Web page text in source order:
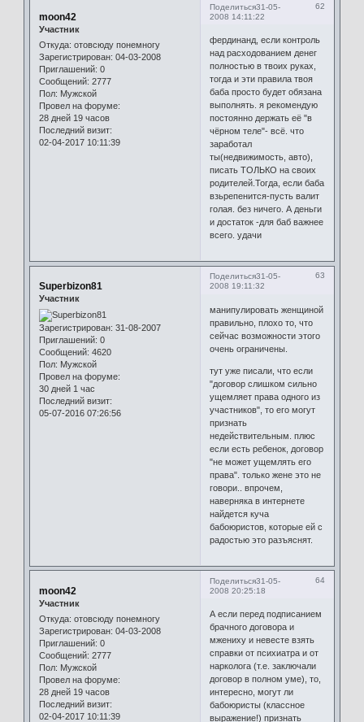
Поделиться 62
31-05-
2008 14:11:22
moon42
Участник
Откуда: отовсюду понемногу
Зарегистрирован: 04-03-2008
Приглашений: 0
Сообщений: 2777
Пол: Мужской
Провел на форуме:
28 дней 19 часов
Последний визит:
02-04-2017 10:11:39
фердинанд, если контроль
над расходованием денег
полностью в твоих руках,
тогда и эти правила твоя
баба просто будет обязана
выполнять. я рекомендую
постоянно держать её "в
чёрном теле"- всё. что
заработал
ты(недвижимость, авто),
писать ТОЛЬКО на своих
родителей.Тогда, если баба
взьрепенится-пусть валит
голая. без ничего. А деньги
и достаток -для баб важнее
всего. удачи
Поделиться 63
31-05-
2008 19:11:32
Superbizon81
Участник
Зарегистрирован: 31-08-2007
Приглашений: 0
Сообщений: 4620
Пол: Мужской
Провел на форуме:
30 дней 1 час
Последний визит:
05-07-2016 07:26:56
манипулировать женщиной
правильно, плохо то, что
сейчас возможности этого
очень ограничены.
тут уже писали, что если
"договор слишком сильно
ущемляет права одного из
участников", то его могут
признать
недействительным. плюс
если есть ребенок, договор
"не может ущемлять его
права". только жене это не
говори.. впрочем,
наверняка в интернете
найдется куча
бабоюристов, которые ей с
радостью это разъяснят.
Поделиться 64
31-05-
2008 20:25:18
moon42
Участник
Откуда: отовсюду понемногу
Зарегистрирован: 04-03-2008
Приглашений: 0
Сообщений: 2777
Пол: Мужской
Провел на форуме:
28 дней 19 часов
Последний визит:
02-04-2017 10:11:39
А если перед подписанием
брачного договора и
мжениху и невесте взять
справки от психиатра и от
нарколога (т.е. заключали
договор в полном уме), то,
интересно, могут ли
бабоюристы (классное
выражение!) признать